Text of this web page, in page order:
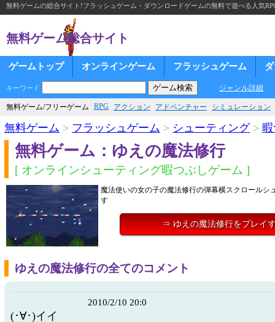
無料ゲームの総合サイト!フラッシュゲーム・ダウンロードゲームの無料で遊べる人気
無料ゲーム総合サイト
ゲームトップ オンラインゲーム フラッシュゲーム
キーワード ジャンル詳細
無料ゲーム/フリーゲーム RPG アクション アドベンチャー シミュレーション
無料ゲーム > フラッシュゲーム > シューティング>
無料ゲーム：ゆえの魔法修行
[ オンラインシューティング暇つぶしゲーム ]
魔法使いの女の子の魔法修行の弾幕横スクロールシ
す
⇒ ゆえの魔法修行をプレイ
ゆえの魔法修行の全てのコメント
2010/2/10 20:0
(･∀･)イイ